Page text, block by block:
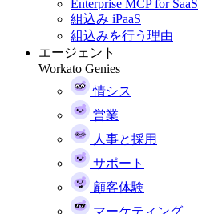
Enterprise MCP for SaaS
組込み iPaaS
組込みを行う理由
エージェント
Workato Genies
情シス
営業
人事と採用
サポート
顧客体験